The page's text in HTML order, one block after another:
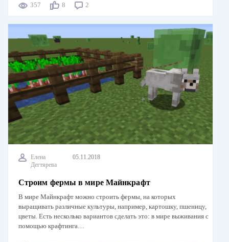
357 8 2
Елена
Дегтярева
05.11.2018
Строим фермы в мире Майнкрафт
В мире Майнкрафт можно строить фермы, на которых
выращивать различные культуры, например, картошку, пшеницу,
цветы. Есть несколько вариантов сделать это: в мире выживания с
помощью крафтинга…